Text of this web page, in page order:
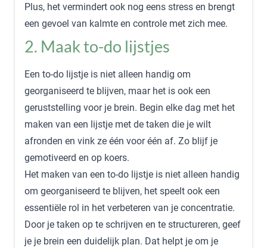
Plus, het vermindert ook nog eens stress en brengt
een gevoel van kalmte en controle met zich mee.
2. Maak to-do lijstjes
Een to-do lijstje is niet alleen handig om
georganiseerd te blijven, maar het is ook een
geruststelling voor je brein. Begin elke dag met het
maken van een lijstje met de taken die je wilt
afronden en vink ze één voor één af. Zo blijf je
gemotiveerd en op koers.
Het maken van een to-do lijstje is niet alleen handig
om georganiseerd te blijven, het speelt ook een
essentiële rol in het verbeteren van je concentratie.
Door je taken op te schrijven en te structureren, geef
je je brein een duidelijk plan. Dat helpt je om je